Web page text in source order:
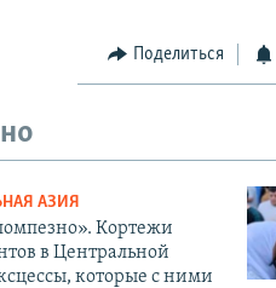
Поделиться
АЗИЯ
Кортежи
в Центральной
которые с ними